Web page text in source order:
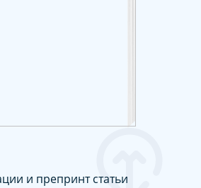
и препринт статьи